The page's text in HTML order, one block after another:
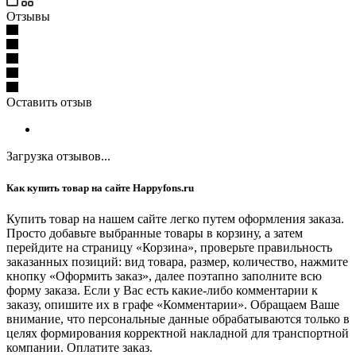
Отзывы
Оставить отзыв
Загрузка отзывов...
Как купить товар на сайте Happyfons.ru
Купить товар на нашем сайте легко путем оформления заказа.
Просто добавьте выбранные товары в корзину, а затем
перейдите на страницу «Корзина», проверьте правильность
заказанных позиций: вид товара, размер, количество, нажмите
кнопку «Оформить заказ», далее поэтапно заполните всю
форму заказа. Если у Вас есть какие-либо комментарии к
заказу, опишите их в графе «Комментарии». Обращаем Ваше
внимание, что персональные данные обрабатываются только в
целях формирования корректной накладной для транспортной
компании. Оплатите заказ.